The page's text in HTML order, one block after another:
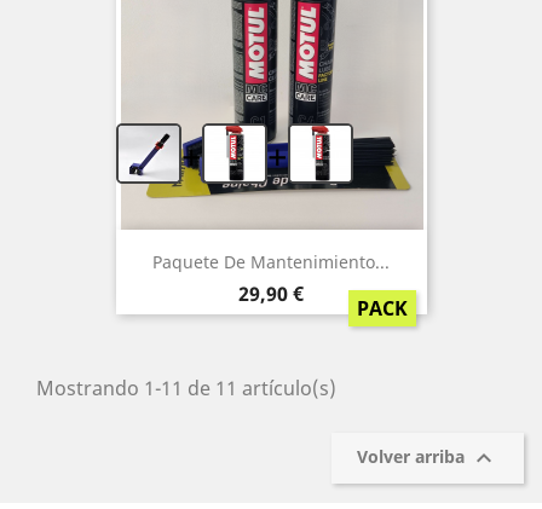
+ +
Paquete De Mantenimiento...
Precio
29,90 €
PACK
Mostrando 1-11 de 11 artículo(s)
Volver arriba 